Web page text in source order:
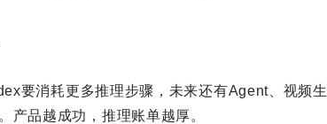
要消耗更多推理步骤，未来还有Agent、视频
产品越成功，推理账单越厚。